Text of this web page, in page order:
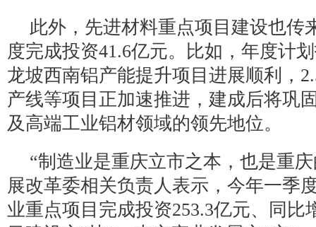
此外，先进材料重点项目建设也传
度完成投资41.6亿元。比如，年度计
龙坡西南铝产能提升项目进展顺利，
产线等项目正加速推进，建成后将巩
及高端工业铝材领域的领先地位。
“制造业是重庆立市之本，也是重庆
展改革委相关负责人表示，今年一季
业重点项目完成投资253.3亿元、同比